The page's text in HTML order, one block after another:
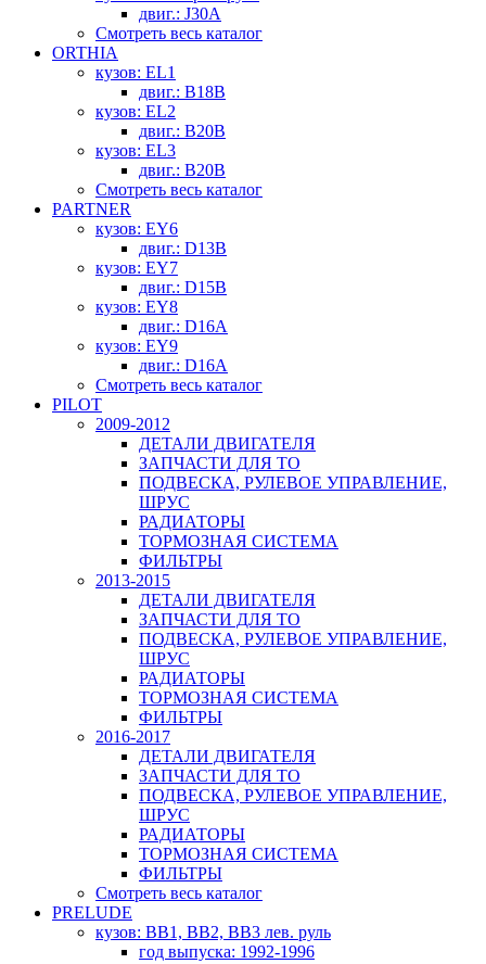
двиг.: J30A
Смотреть весь каталог
ORTHIA
кузов: EL1
двиг.: B18B
кузов: EL2
двиг.: B20B
кузов: EL3
двиг.: B20B
Смотреть весь каталог
PARTNER
кузов: EY6
двиг.: D13B
кузов: EY7
двиг.: D15B
кузов: EY8
двиг.: D16A
кузов: EY9
двиг.: D16A
Смотреть весь каталог
PILOT
2009-2012
ДЕТАЛИ ДВИГАТЕЛЯ
ЗАПЧАСТИ ДЛЯ ТО
ПОДВЕСКА, РУЛЕВОЕ УПРАВЛЕНИЕ,
ШРУС
РАДИАТОРЫ
ТОРМОЗНАЯ СИСТЕМА
ФИЛЬТРЫ
2013-2015
ДЕТАЛИ ДВИГАТЕЛЯ
ЗАПЧАСТИ ДЛЯ ТО
ПОДВЕСКА, РУЛЕВОЕ УПРАВЛЕНИЕ,
ШРУС
РАДИАТОРЫ
ТОРМОЗНАЯ СИСТЕМА
ФИЛЬТРЫ
2016-2017
ДЕТАЛИ ДВИГАТЕЛЯ
ЗАПЧАСТИ ДЛЯ ТО
ПОДВЕСКА, РУЛЕВОЕ УПРАВЛЕНИЕ,
ШРУС
РАДИАТОРЫ
ТОРМОЗНАЯ СИСТЕМА
ФИЛЬТРЫ
Смотреть весь каталог
PRELUDE
кузов: BB1, BB2, BB3 лев. руль
год выпуска: 1992-1996